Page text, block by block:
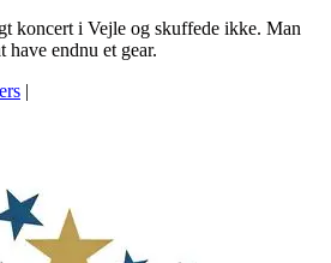
koncert i Vejle og skuffede ikke. Man
endnu et gear.
|